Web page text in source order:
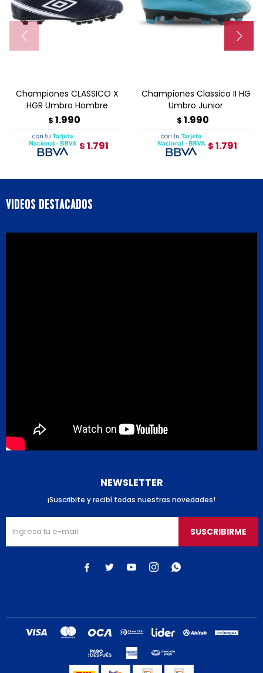
Championes CLASSICO X
HGR Umbro Hombre
$ 1.990
$ 1.791
Championes Classico II HG
Umbro Junior
$ 1.990
$ 1.791
VIDEOS DESTACADOS
NEWSLETTER
¡Suscribite y recibí todas nuestras novedades!
SUSCRIBIRME
    